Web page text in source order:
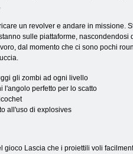
un revolver e andare in missione.
sulle piattaforme,
dal momento che ci sono pochi
gli zombi ad ogni livello
l'angolo perfetto per lo scatto
all'uso di explosives
gioco Lascia che i proiettili voli